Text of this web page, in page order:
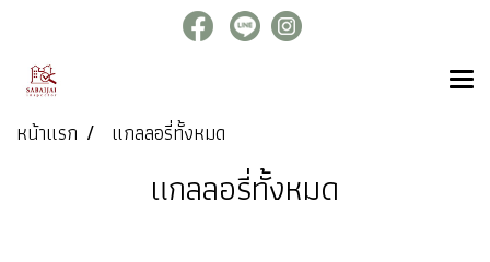
หน้าแรก แกลลอรี่ทั้งหมด
แกลลอรี่ทั้งหมด